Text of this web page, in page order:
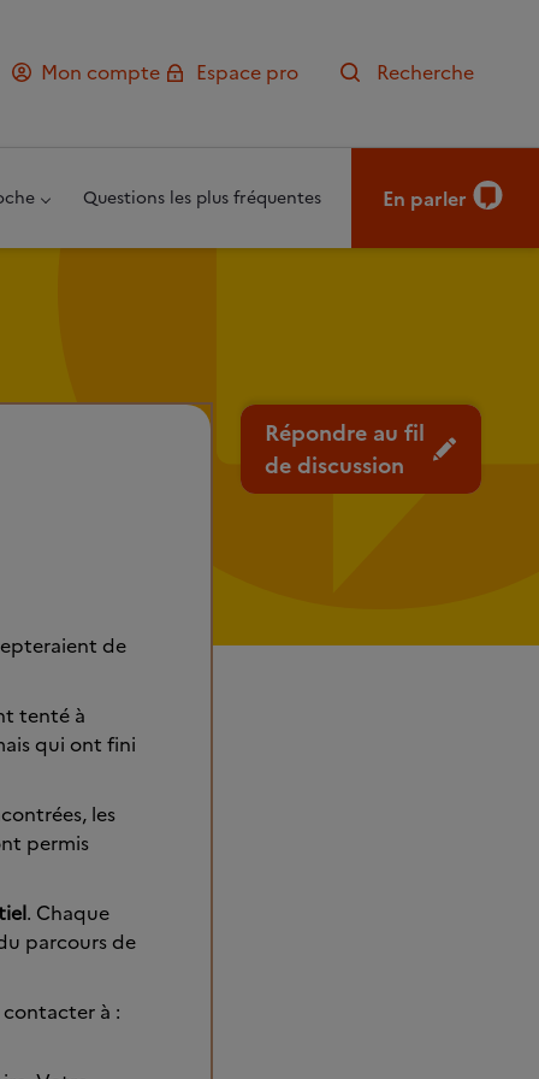
Mon compte
Espace pro Recherche
Questions les plus fréquentes En parler
Répondre au fil
de discussion
de
tenté à
qui ont fini
les
permis
. Chaque
parcours de
à :